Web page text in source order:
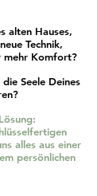
alten Hauses,
Technik,
mehr Komfort?
Seele Deines
alles aus einer
persönlichen